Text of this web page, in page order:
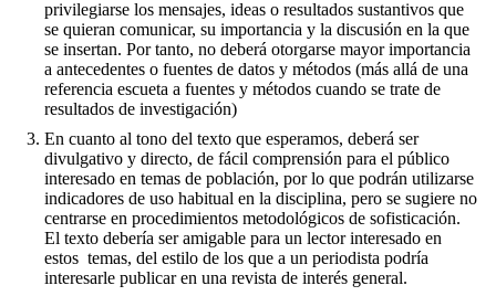
privilegiarse los mensajes, ideas o resultados sustantivos que
se quieran comunicar, su importancia y la discusión en la que
se insertan. Por tanto, no deberá otorgarse mayor importancia
a antecedentes o fuentes de datos y métodos (más allá de una
referencia escueta a fuentes y métodos cuando se trate de
resultados de investigación)
En cuanto al tono del texto que esperamos, deberá ser
divulgativo y directo, de fácil comprensión para el público
interesado en temas de población, por lo que podrán utilizarse
indicadores de uso habitual en la disciplina, pero se sugiere no
centrarse en procedimientos metodológicos de sofisticación.
El texto debería ser amigable para un lector interesado en
estos temas, del estilo de los que a un periodista podría
interesarle publicar en una revista de interés general.